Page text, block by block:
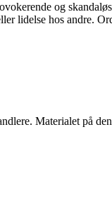
og
lidelse hos andre.
Materialet på